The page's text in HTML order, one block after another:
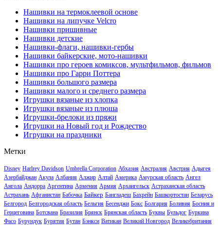
Нашивки на термоклеевой основе
Нашивки на липучке Velcro
Нашивки пришивные
Нашивки детские
Нашивки-флаги, нашивки-гербы
Нашивки байкерские, мото-нашивки
Нашивки про героев комиксов, мультфильмов, фильмов
Нашивки про Гарри Поттера
Нашивки большого размера
Нашивки малого и среднего размера
Игрушки вязаные из хлопка
Игрушки вязаные из плюша
Игрушки-брелоки из пряжи
Игрушки на Новый год и Рождество
Игрушки на праздники
Метки
Disney Harlrey Davidson Umbrella Corporation Абхазия Австралия Австрия Адыгея
Азербайджан Акула Албания Алжир Алтай Америка Амурская область Ангел
Ангола Андорра Аргентина Армения Армия Архангельск Астраханская область
Астрахань Афганистан Бабочка Байкер Бангладеш Бахрейн Башкортостан Беларусь
Белгород Белгородская область Бельгия Бесенджи Бокс Болгария Боливия Босния и
Герцеговина Ботсвана Бразилия Брянск Брянская область Буквы Бульдог Буркина
Фасо Бурундук Бурятия Бутан Бэнкси Ватикан Великий Новгород Великобритания